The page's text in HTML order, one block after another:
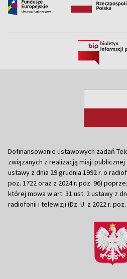
Dofinansowanie ustawowych zadań
związanych z realizacją misji
ustawy z dnia 29 grudnia 1992 r. o
poz. 1722 oraz z 2024 r. poz. 96)
której mowa w art. 31 ust. 2 ustawy z
radiofonii i telewizji (Dz. U. z 2022 r.